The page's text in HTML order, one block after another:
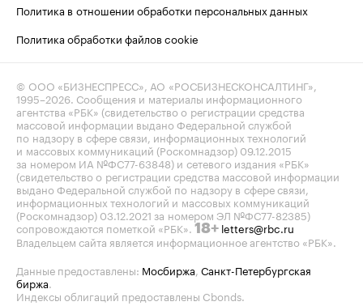
Политика в отношении обработки персональных данных
Политика обработки файлов cookie
© ООО «БИЗНЕСПРЕСС», АО «РОСБИЗНЕСКОНСАЛТИНГ»,
1995–2026 . Сообщения и материалы информационного
агентства «РБК» (свидетельство о регистрации средства
массовой информации выдано Федеральной службой
по надзору в сфере связи, информационных технологий
и массовых коммуникаций (Роскомнадзор) 09.12.2015
за номером ИА №ФС77-63848) и сетевого издания «РБК»
(свидетельство о регистрации средства массовой информации
выдано Федеральной службой по надзору в сфере связи,
информационных технологий и массовых коммуникаций
(Роскомнадзор) 03.12.2021 за номером ЭЛ №ФС77-82385)
сопровождаются пометкой «РБК». 18+ letters@rbc.ru
Владельцем сайта является информационное агентство «РБК».
Данные предоставлены: Мосбиржа Санкт-Петербургская
биржа
Индексы облигаций предоставлены Cbonds.